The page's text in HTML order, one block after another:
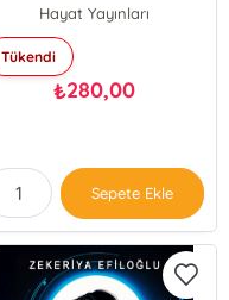
Hayat Yayınları
Tükendi
₺280,00
Sepete Ekle